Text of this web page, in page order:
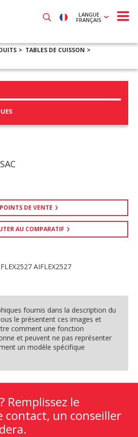
LANGUE
FRANÇAIS
TABLES DE CUISSON
fournis dans la description du
le présentent ces images et
comment une fonction
et peuvent ne pas représenter
un modèle spécifique
POINTS DE VENTE
AU COMPARATIF
Remplissez le
contact, un conseiller